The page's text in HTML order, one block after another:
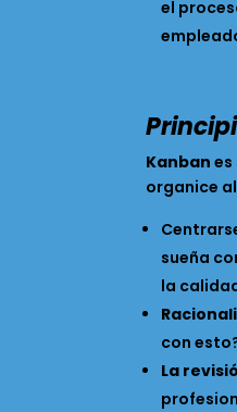
el
Kanban
organice
sueña
la
con
La